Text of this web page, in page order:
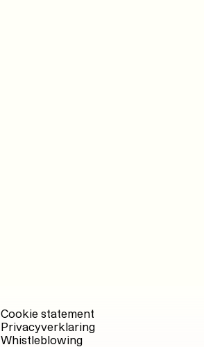
Cookie statement
Privacyverklaring
Whistleblowing